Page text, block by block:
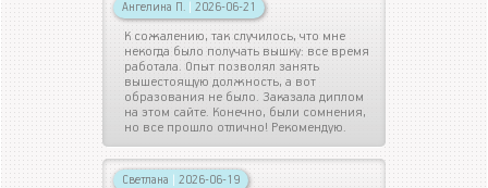
Ангелина П. | 2026-06-21
К сожалению, так случилось, что мне
некогда было получать вышку: все время
работала. Опыт позволял занять
вышестоящую должность, а вот
образования не было. Заказала диплом
на этом сайте. Конечно, были сомнения,
но все прошло отлично! Рекомендую.
Светлана | 2026-06-19